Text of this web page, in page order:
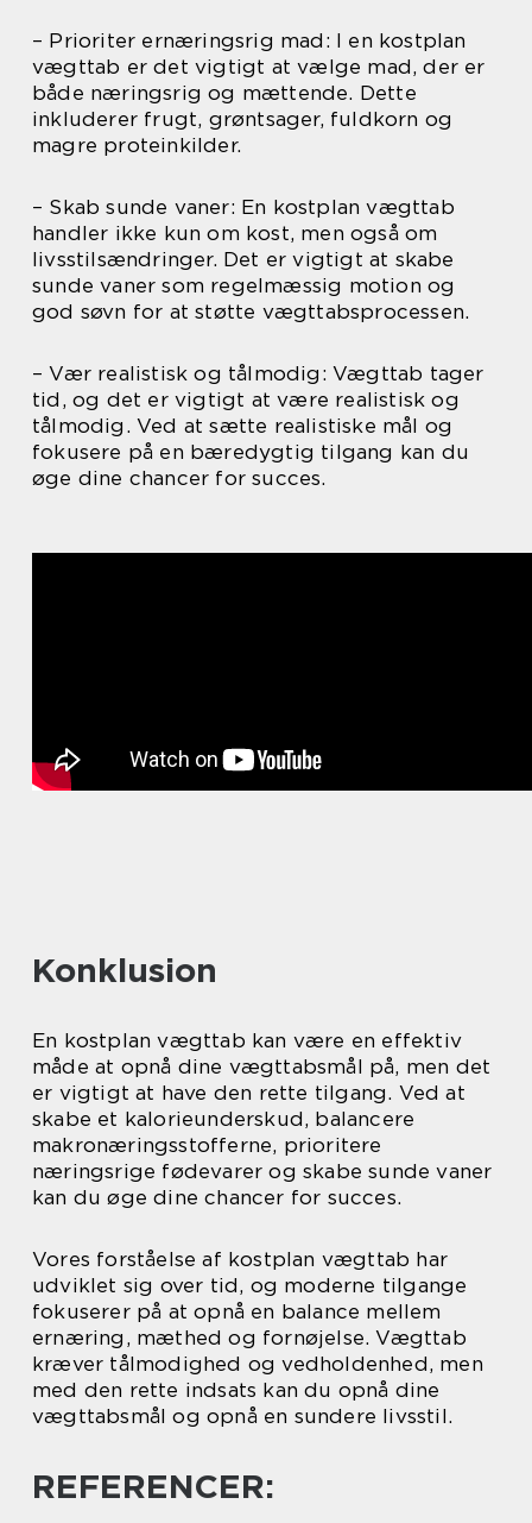
– Prioriter ernæringsrig mad: I en kostplan
vægttab er det vigtigt at vælge mad, der er
både næringsrig og mættende. Dette
inkluderer frugt, grøntsager, fuldkorn og
magre proteinkilder.
– Skab sunde vaner: En kostplan vægttab
handler ikke kun om kost, men også om
livsstilsændringer. Det er vigtigt at skabe
sunde vaner som regelmæssig motion og
god søvn for at støtte vægttabsprocessen.
– Vær realistisk og tålmodig: Vægttab tager
tid, og det er vigtigt at være realistisk og
tålmodig. Ved at sætte realistiske mål og
fokusere på en bæredygtig tilgang kan du
øge dine chancer for succes.
Konklusion
En kostplan vægttab kan være en effektiv
måde at opnå dine vægttabsmål på, men det
er vigtigt at have den rette tilgang. Ved at
skabe et kalorieunderskud, balancere
makronæringsstofferne, prioritere
næringsrige fødevarer og skabe sunde vaner
kan du øge dine chancer for succes.
Vores forståelse af kostplan vægttab har
udviklet sig over tid, og moderne tilgange
fokuserer på at opnå en balance mellem
ernæring, mæthed og fornøjelse. Vægttab
kræver tålmodighed og vedholdenhed, men
med den rette indsats kan du opnå dine
vægttabsmål og opnå en sundere livsstil.
REFERENCER: